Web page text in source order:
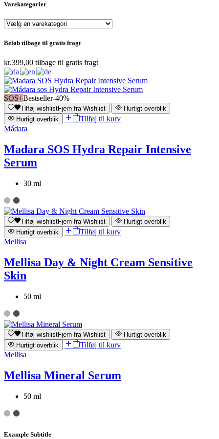
Varekategorier
Beløb tilbage til gratis fragt
kr.399,00 tilbage til gratis fragt
SOS+Bestseller-40%
Tilføj wishlistFjern fra Wishlist
Hurtigt overblik
Hurtigt overblik
Tilføj til kurv
Mádara
Madara SOS Hydra Repair Intensive
Serum
30 ml
Tilføj wishlistFjern fra Wishlist
Hurtigt overblik
Hurtigt overblik
Tilføj til kurv
Mellisa
Mellisa Day & Night Cream Sensitive
Skin
50 ml
Tilføj wishlistFjern fra Wishlist
Hurtigt overblik
Hurtigt overblik
Tilføj til kurv
Mellisa
Mellisa Mineral Serum
50 ml
Example Subtitle